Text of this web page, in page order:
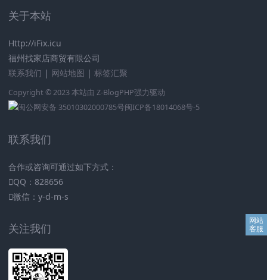
关于本站
Http://iFix.icu
福州找家店商贸有限公司
联系我们 | 网站地图 | 标签汇聚
Copyright © 2023 本站由 Z-BlogPHP强力驱动
闽公网安备 35010302000785号闽ICP备18014068号-5
联系我们
合作或咨询可通过如下方式：
QQ：828656
微信：y-d-m-s
关注我们